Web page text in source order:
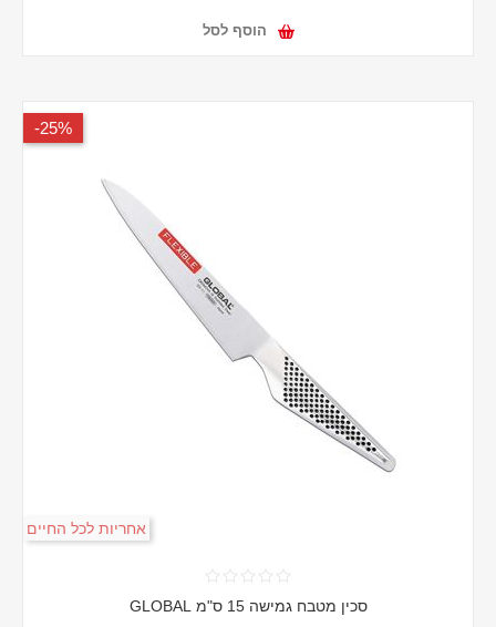
הוסף לסל
25%-
אחריות לכל החיים
סכין מטבח גמישה 15 ס"מ GLOBAL